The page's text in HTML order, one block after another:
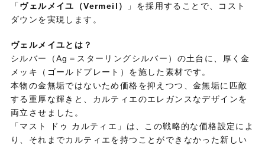
「 ヴェルメイユ（Vermeil）
」を採用することで、コスト
ダウンを実現します。
ヴェルメイユとは？
シルバー（Ag＝スターリングシルバー）の土台に、厚く金
メッキ（ゴールドプレート）を施した素材です。
本物の金無垢ではないため価格を抑えつつ、金無垢に匹敵
する重厚な輝きと、カルティエのエレガンスなデザインを
両立させました。
「マスト ドゥ カルティエ」は、この戦略的な価格設定によ
り、それまでカルティエを持つことができなかった新しい